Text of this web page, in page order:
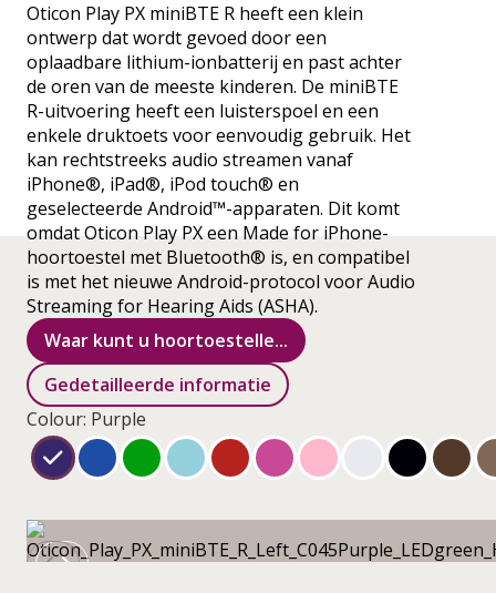
Oticon Play PX miniBTE R heeft een klein
ontwerp dat wordt gevoed door een
oplaadbare lithium-ionbatterij en past achter
de oren van de meeste kinderen. De miniBTE
R-uitvoering heeft een luisterspoel en een
enkele druktoets voor eenvoudig gebruik. Het
kan rechtstreeks audio streamen vanaf
iPhone®, iPad®, iPod touch® en
geselecteerde Android™-apparaten. Dit komt
omdat Oticon Play PX een Made for iPhone-
hoortoestel met Bluetooth® is, en compatibel
is met het nieuwe Android-protocol voor Audio
Streaming for Hearing Aids (ASHA).
Waar kunt u hoortoestelle...
Gedetailleerde informatie
Colour: Purple